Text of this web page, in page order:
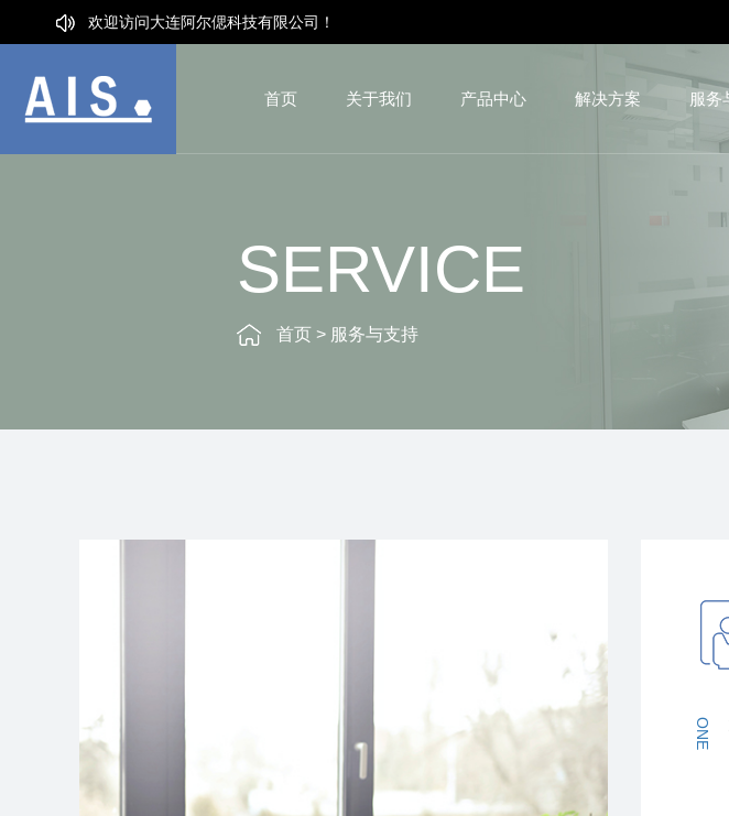
欢迎访问大连阿尔偲科技有限公司！
首页 关于我们 产品中心 解决方案 服务
SERVICE
首页 > 服务与支持
ONE